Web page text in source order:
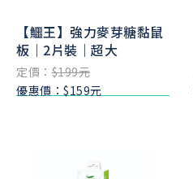
【鱷王】強力麥芽糖黏鼠
板｜2片裝｜超大
定價：$199元
優惠價：$159元